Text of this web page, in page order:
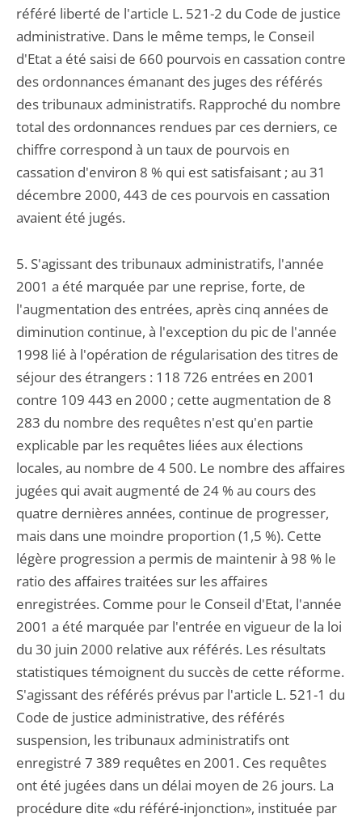
référé liberté de l'article L. 521-2 du Code de justice
administrative. Dans le même temps, le Conseil
d'Etat a été saisi de 660 pourvois en cassation contre
des ordonnances émanant des juges des référés
des tribunaux administratifs. Rapproché du nombre
total des ordonnances rendues par ces derniers, ce
chiffre correspond à un taux de pourvois en
cassation d'environ 8 % qui est satisfaisant ; au 31
décembre 2000, 443 de ces pourvois en cassation
avaient été jugés.
5. S'agissant des tribunaux administratifs, l'année
2001 a été marquée par une reprise, forte, de
l'augmentation des entrées, après cinq années de
diminution continue, à l'exception du pic de l'année
1998 lié à l'opération de régularisation des titres de
séjour des étrangers : 118 726 entrées en 2001
contre 109 443 en 2000 ; cette augmentation de 8
283 du nombre des requêtes n'est qu'en partie
explicable par les requêtes liées aux élections
locales, au nombre de 4 500. Le nombre des affaires
jugées qui avait augmenté de 24 % au cours des
quatre dernières années, continue de progresser,
mais dans une moindre proportion (1,5 %). Cette
légère progression a permis de maintenir à 98 % le
ratio des affaires traitées sur les affaires
enregistrées. Comme pour le Conseil d'Etat, l'année
2001 a été marquée par l'entrée en vigueur de la loi
du 30 juin 2000 relative aux référés. Les résultats
statistiques témoignent du succès de cette réforme.
S'agissant des référés prévus par l'article L. 521-1 du
Code de justice administrative, des référés
suspension, les tribunaux administratifs ont
enregistré 7 389 requêtes en 2001. Ces requêtes
ont été jugées dans un délai moyen de 26 jours. La
procédure dite «du référé-injonction», instituée par